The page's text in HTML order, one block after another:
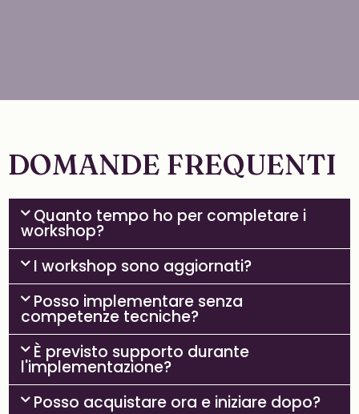
DOMANDE FREQUENTI
Quanto tempo ho per completare i
workshop?
I workshop sono aggiornati?
Posso implementare senza
competenze tecniche?
È previsto supporto durante
l'implementazione?
Posso acquistare ora e iniziare dopo?